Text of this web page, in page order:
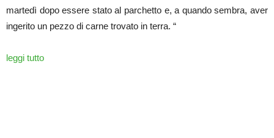
martedì dopo essere stato al parchetto e, a quando sembra, aver
ingerito un pezzo di carne trovato in terra. “
leggi tutto